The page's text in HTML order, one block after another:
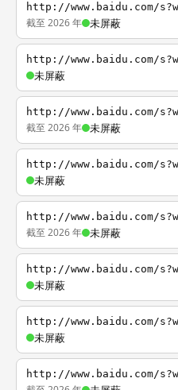
http://www.baidu.com/
截至 2026 年 未屏蔽
http://www.baidu.com/
未屏蔽
http://www.baidu.com/
截至 2026 年 未屏蔽
http://www.baidu.com/
未屏蔽
http://www.baidu.com/
截至 2026 年 未屏蔽
http://www.baidu.com/
未屏蔽
http://www.baidu.com/
未屏蔽
http://www.baidu.com/